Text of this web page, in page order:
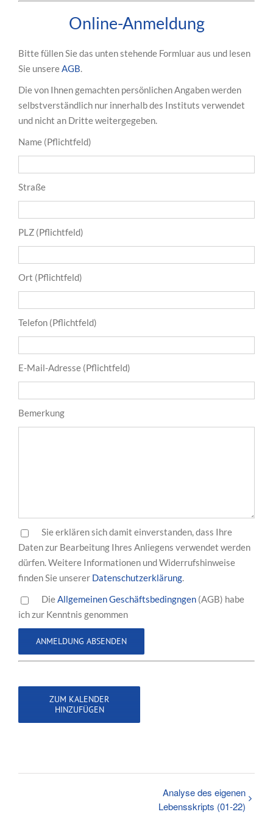
Online-Anmeldung
Bitte füllen Sie das unten stehende Formluar aus und lesen
Sie unsereAGB.
Die von Ihnen gemachten persönlichen Angaben werden
selbstverständlich nur innerhalb des Instituts verwendet
und nicht an Dritte weitergegeben.
Name (Pflichtfeld)
Straße
PLZ (Pflichtfeld)
Ort (Pflichtfeld)
Telefon (Pflichtfeld)
E-Mail-Adresse (Pflichtfeld)
Bemerkung
Sie erklären sich damit einverstanden, dass Ihre
Daten zur Bearbeitung Ihres Anliegens verwendet werden
dürfen. Weitere Informationen und Widerrufshinweise
finden Sie unserer Datenschutzerklärung.
DieAllgemeinen Geschäftsbedingngen (AGB) habe
ich zur Kenntnis genommen
ZUM KALENDER
HINZUFÜGEN
Analyse des eigenen
Lebensskripts (01-22)